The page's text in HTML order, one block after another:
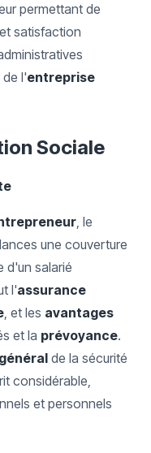
permettant de
satisfaction
de l'entreprise
Sociale
, le
une couverture
d'un salarié
l'assurance
, et les avantages
et la prévoyance.
de la sécurité
considérable,
et personnels